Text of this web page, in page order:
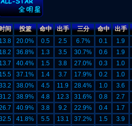
间 投篮 命中 出手 三分 命中 出手
13.8 20.0% 0.5 2.5 6.7% 0.1 1.9
18.2 36.8% 1.3 3.5 30.7% 0.6 1.9
13.7 40.4% 1.5 3.8 27.0% 0.3 1.0
15.5 37.1% 1.4 3.7 17.9% 0.2 1.0
38.0% 4.5 11.9 28.4% 1.0 3.6
38.9% 4.8 12.3 31.6% 0.8 2.7
40.9% 3.8 9.2 22.9% 0.4 1.7
41.8% 5.5 13.1 37.2% 1.5 3.9